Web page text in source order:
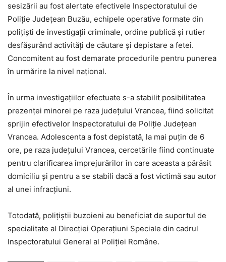
sesizării au fost alertate efectivele Inspectoratului de
Poliţie Judeţean Buzău, echipele operative formate din
poliţişti de investigaţii criminale, ordine publică şi rutier
desfăşurând activităţi de căutare şi depistare a fetei.
Concomitent au fost demarate procedurile pentru punerea
în urmărire la nivel naţional.
În urma investigaţiilor efectuate s-a stabilit posibilitatea
prezenţei minorei pe raza judeţului Vrancea, fiind solicitat
sprijin efectivelor Inspectoratului de Poliţie Judeţean
Vrancea. Adolescenta a fost depistată, la mai puţin de 6
ore, pe raza judeţului Vrancea, cercetările fiind continuate
pentru clarificarea împrejurărilor în care aceasta a părăsit
domiciliu şi pentru a se stabili dacă a fost victimă sau autor
al unei infracţiuni.
Totodată, poliţiştii buzoieni au beneficiat de suportul de
specialitate al Direcţiei Operaţiuni Speciale din cadrul
Inspectoratului General al Poliţiei Române.